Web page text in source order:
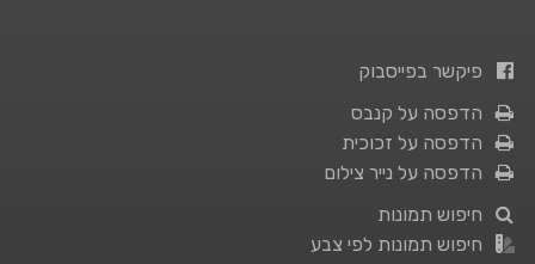
פיקשר בפייסבוק
הדפסה על קנבס
הדפסה על זכוכית
הדפסה על נייר צילום
חיפוש תמונות
חיפוש תמונות לפי צבע